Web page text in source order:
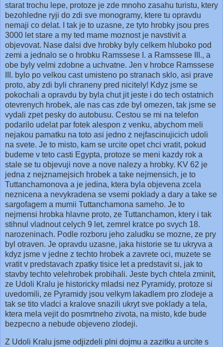
starat trochu lepe, protoze je zde mnoho zasahu turistu, ktery
bezohledne ryji do zdi sve monogramy, ktere tu opravdu
nemaji co delat.
I tak je to uzasne, ze tyto hrobky jsou pres
3000 let stare a my ted mame moznost je navstivit a
objevovat. Nase dalsi dve hrobky byly celkem hluboko pod
zemi a jednalo se o hrobku Ramssese I. a Ramssese III., a
obe byly velmi zdobne a uchvatne. Jen v hrobce Ramssese
III. bylo po velkou cast umisteno po stranach sklo, asi prave
proto, aby zdi byli chraneny pred nicitely! Kdyz jsme se
pokochali a opravdu by byla chut jit jeste i do tech ostatnich
otevrenych hrobek, ale nas cas zde byl omezen, tak jsme se
vydali zpet pesky do autobusu. Cestou se mi na telefon
podarilo udelat par fotek alespon z venku, abychom meli
nejakou pamatku na toto asi jedno z nejfascinujicich udoli
na svete. Je to misto, kam se urcite opet chci vratit, pokud
budeme v teto casti Egypta, protoze se meni kazdy rok a
stale se tu objevuji nove a nove nalezy a hrobky. KV 62 je
jedna z nejznamejsich hrobek a take nejmensich, je to
Tuttanchamonova a je jedina, ktera byla objevena zcela
neznicena a nevykradena se vsemi poklady a dary a take se
sargofagem a mumii Tuttanchamona sameho. Je to
nejmensi hrobka hlavne proto, ze Tuttanchamon, ktery i tak
stihnul vladnout celych 9 let, zemrel kratce po svych 18.
narozeninach. Podle rozboru jeho zaludku se mozne, ze pry
byl otraven. Je opravdu uzasne, jaka historie se tu ukryva a
kdyz jsme v jedne z techto hrobek a zavrete oci, muzete se
vratit v predstavach zpatky tisice let a predstavit si, jak to
stavby techto velehrobek probihali. Jeste bych chtela zminit,
ze Udoli Kralu je historicky mladsi nez Pyramidy, protoze si
uvedomili, ze Pyramidy jsou velkym lakadlem pro zlodeje a
tak se tito vladci a kralove snazili ukryt sve poklady a tela,
ktera mela vejit do posmrtneho zivota, na misto, kde bude
bezpecno a nebude objeveno zlodeji.
Z Udoli Kralu jsme odjizdeli plni dojmu a zazitku a urcite s